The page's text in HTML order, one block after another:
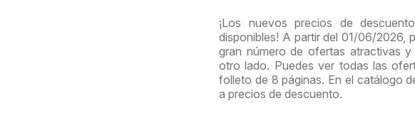
¡Los nuevos precios de
disponibles! A partir del 01/06/2026,
gran número de ofertas atractivas
otro lado. Puedes ver todas las
folleto de 8 páginas. En el catálogo
a precios de descuento.